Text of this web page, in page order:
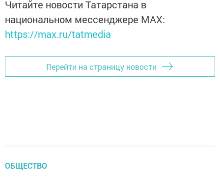
Читайте новости Татарстана в
национальном мессенджере MАХ:
https://max.ru/tatmedia
Перейти на страницу новости
ОБЩЕСТВО